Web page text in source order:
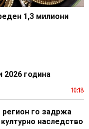
1,3 милиони
2026 година
10:18
го задржа
наследство